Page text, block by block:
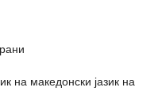
на македонски јазик на